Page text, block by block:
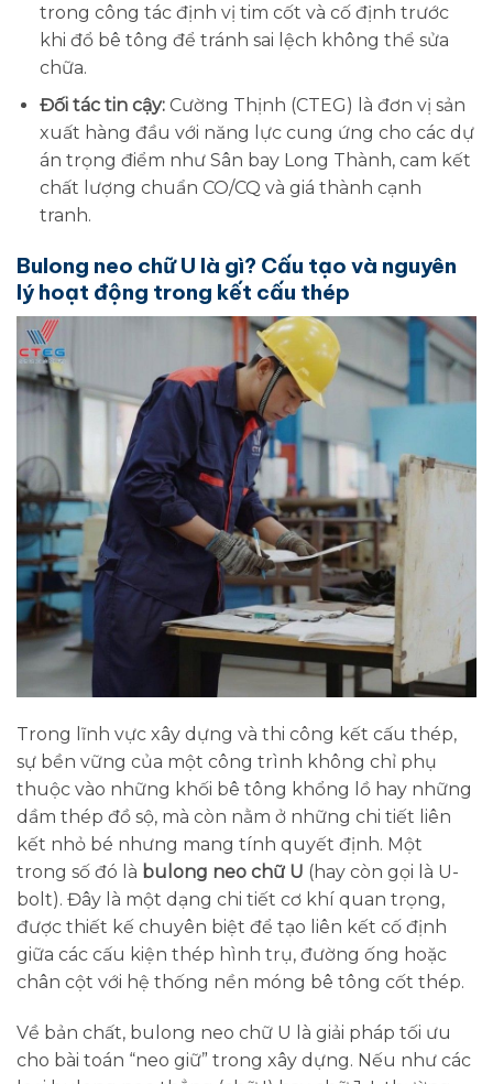
trong công tác định vị tim cốt và cố định trước
khi đổ bê tông để tránh sai lệch không thể sửa
chữa.
Đối tác tin cậy:Cường Thịnh (CTEG) là đơn vị sản
xuất hàng đầu với năng lực cung ứng cho các dự
án trọng điểm như Sân bay Long Thành, cam kết
chất lượng chuẩn CO/CQ và giá thành cạnh
tranh.
Bulong neo chữ U là gì? Cấu tạo và nguyên
lý hoạt động trong kết cấu thép
Trong lĩnh vực xây dựng và thi công kết cấu thép,
sự bền vững của một công trình không chỉ phụ
thuộc vào những khối bê tông khổng lồ hay những
dầm thép đồ sộ, mà còn nằm ở những chi tiết liên
kết nhỏ bé nhưng mang tính quyết định. Một
trong số đó là bulong neo chữ U (hay còn gọi là U-
bolt). Đây là một dạng chi tiết cơ khí quan trọng,
được thiết kế chuyên biệt để tạo liên kết cố định
giữa các cấu kiện thép hình trụ, đường ống hoặc
chân cột với hệ thống nền móng bê tông cốt thép.
Về bản chất, bulong neo chữ U là giải pháp tối ưu
cho bài toán “neo giữ” trong xây dựng. Nếu như các